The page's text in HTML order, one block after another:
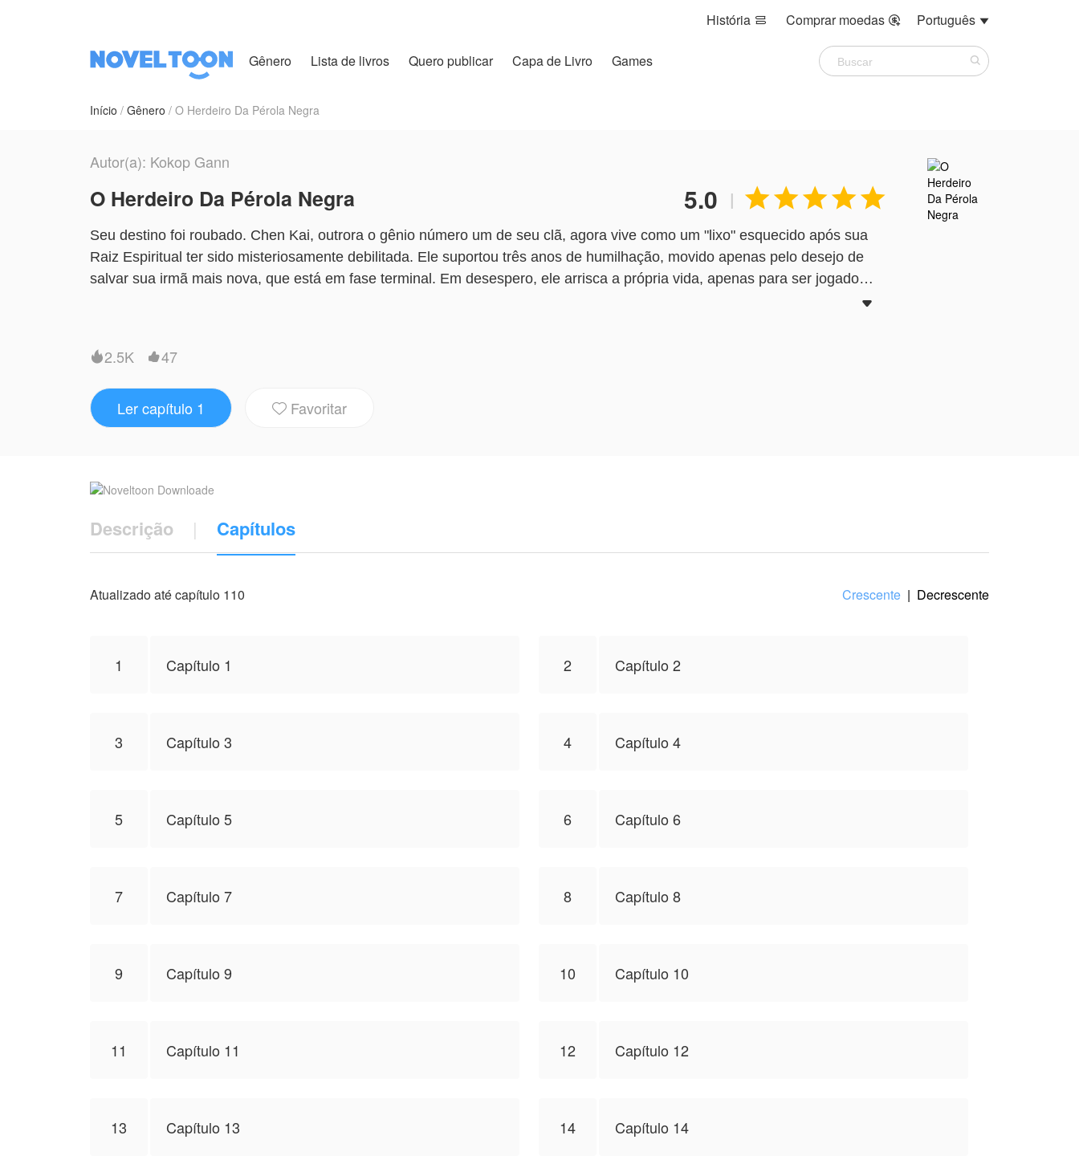
História  Comprar moedas  Português 
Gênero Lista de livros Quero publicar Capa de Livro Games
Início Gênero O Herdeiro Da Pérola Negra
Autor(a): Kokop Gann
O Herdeiro Da Pérola Negra 5.0 | 
Seu destino foi roubado. Chen Kai, outrora o gênio número um de seu clã, agora vive como um "lixo" esquecido após sua
Raiz Espiritual ter sido misteriosamente debilitada. Ele suportou três anos de humilhação, movido apenas pelo desejo de
salvar sua irmã mais nova, que está em fase terminal. Em desespero, ele arrisca a própria vida, apenas para ser jogado
despertando a alma ancestral do Imperador Yao, um alquimista lendário. Com o Imperador Yao, Chen Kai aprende a cruel
verdade: sua raiz espiritual não foi debilitada, mas roubada por um poderoso ancião.
Com a orientação do Imperador, Chen Kai embarca em uma jornada de cultivo que desafia os céus. Seu objetivo:
NovelToon tem autorização de Kokop Gann para publicar esta obra, o conteúdo é baseado na perspectiva do(a) autor(a), e

2.5K 47
Ler capítulo 1  Favoritar
Descrição | Capítulos
Atualizado até capítulo 110 Crescente | Decrescente
1 Capítulo 1 2 Capítulo 2
3 Capítulo 3 4 Capítulo 4
5 Capítulo 5 6 Capítulo 6
7 Capítulo 7 8 Capítulo 8
9 Capítulo 9 10 Capítulo 10
11 Capítulo 11 12 Capítulo 12
13 Capítulo 13 14 Capítulo 14